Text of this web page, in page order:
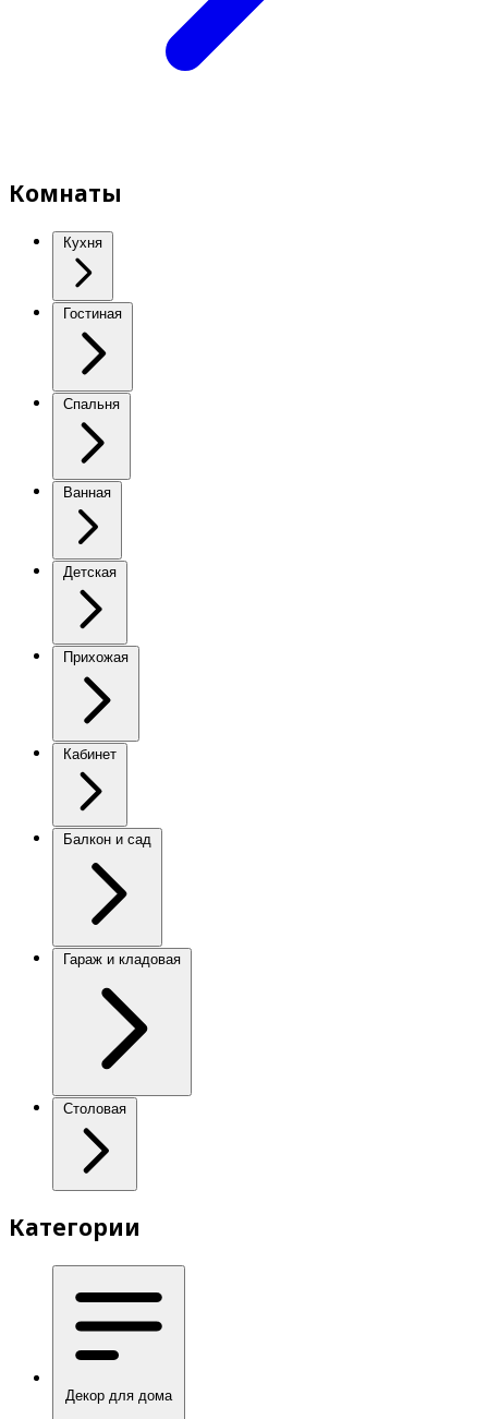
Комнаты
Кухня
Гостиная
Спальня
Ванная
Детская
Прихожая
Кабинет
Балкон и сад
Гараж и кладовая
Столовая
Категории
Декор для дома